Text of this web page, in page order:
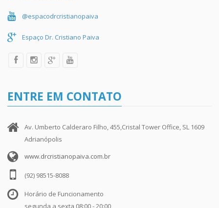
@espacodrcristianopaiva
Espaço Dr. Cristiano Paiva
ENTRE EM CONTATO
Av. Umberto Calderaro Filho, 455,Cristal Tower Office, SL 1609
Adrianópolis
www.drcristianopaiva.com.br
(92) 98515-8088
Horário de Funcionamento
segunda a sexta 08:00 - 20:00